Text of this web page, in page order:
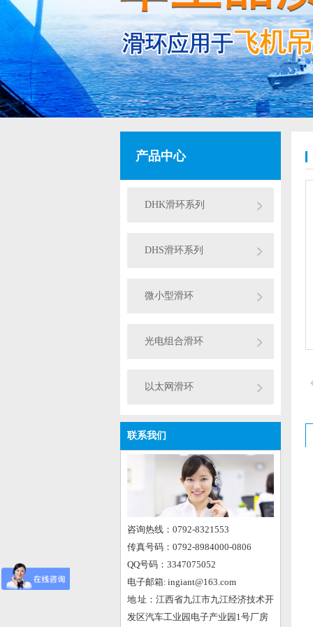
产品中心
DHK滑环系列
DHS滑环系列
微小型滑环
光电组合滑环
以太网滑环
联系我们
咨询热线：0792-8321553
传真号码：0792-8984000-0806
QQ号码：3347075052
电子邮箱: ingiant@163.com
地 址：江西省九江市九江经济技术开
发区汽车工业园电子产业园1号厂房